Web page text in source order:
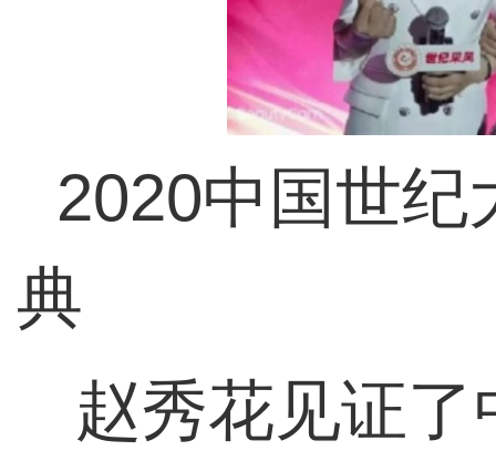
2020中国世纪
典
赵秀花见证